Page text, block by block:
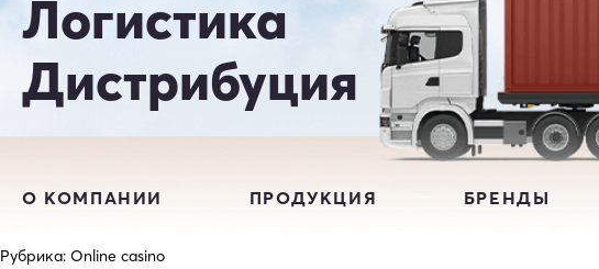
Логистика
Дистрибуция
О КОМПАНИИ ПРОДУКЦИЯ БРЕНДЫ
Рубрика: Online casino